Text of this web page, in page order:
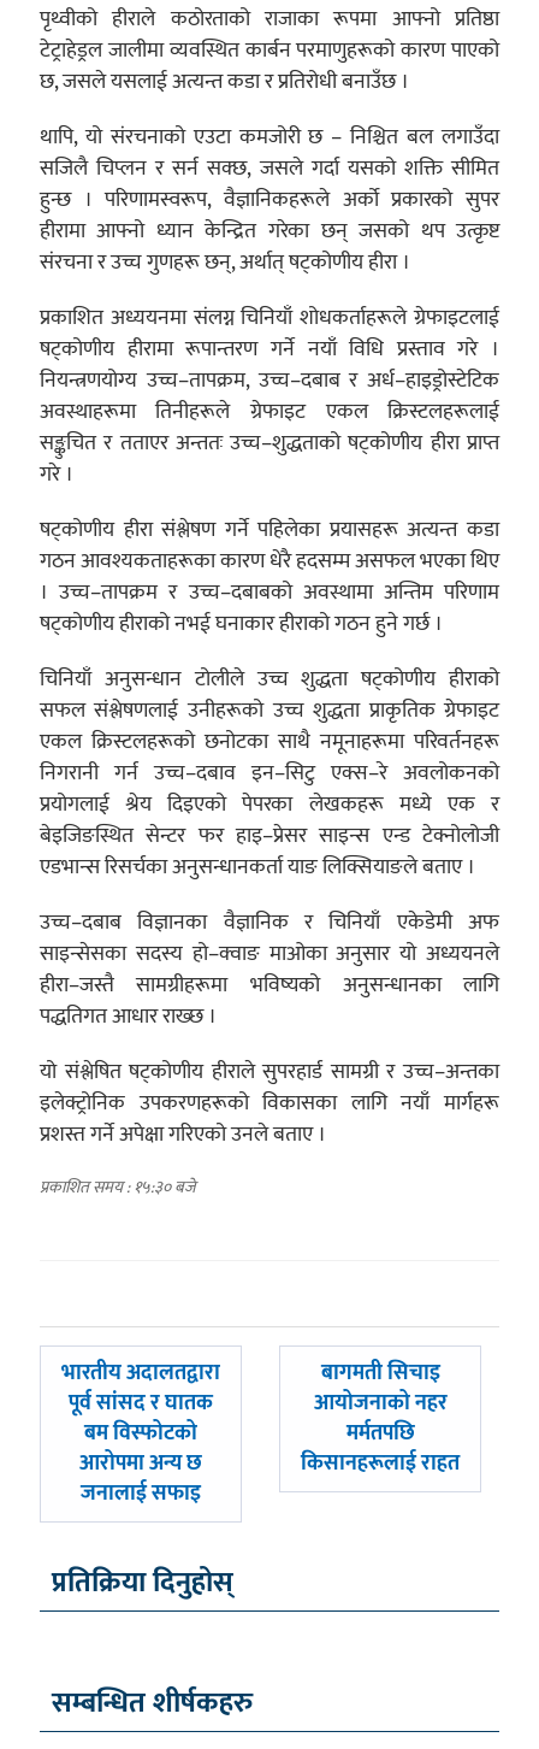
पृथ्वीको हीराले कठोरताको राजाका रूपमा आफ्नो प्रतिष्ठा
टेट्राहेड्रल जालीमा व्यवस्थित कार्बन परमाणुहरूको कारण पाएको
छ, जसले यसलाई अत्यन्त कडा र प्रतिरोधी बनाउँछ ।
थापि, यो संरचनाको एउटा कमजोरी छ – निश्चित बल लगाउँदा
सजिलै चिप्लन र सर्न सक्छ, जसले गर्दा यसको शक्ति सीमित
हुन्छ । परिणामस्वरूप, वैज्ञानिकहरूले अर्को प्रकारको सुपर
हीरामा आफ्नो ध्यान केन्द्रित गरेका छन् जसको थप उत्कृष्ट
संरचना र उच्च गुणहरू छन्, अर्थात् षट्कोणीय हीरा ।
प्रकाशित अध्ययनमा संलग्न चिनियाँ शोधकर्ताहरूले ग्रेफाइटलाई
षट्कोणीय हीरामा रूपान्तरण गर्ने नयाँ विधि प्रस्ताव गरे ।
नियन्त्रणयोग्य उच्च–तापक्रम, उच्च–दबाब र अर्ध–हाइड्रोस्टेटिक
अवस्थाहरूमा तिनीहरूले ग्रेफाइट एकल क्रिस्टलहरूलाई
सङ्कुचित र तताएर अन्ततः उच्च–शुद्धताको षट्कोणीय हीरा प्राप्त
गरे ।
षट्कोणीय हीरा संश्लेषण गर्ने पहिलेका प्रयासहरू अत्यन्त कडा
गठन आवश्यकताहरूका कारण धेरै हदसम्म असफल भएका थिए
। उच्च–तापक्रम र उच्च–दबाबको अवस्थामा अन्तिम परिणाम
षट्कोणीय हीराको नभई घनाकार हीराको गठन हुने गर्छ ।
चिनियाँ अनुसन्धान टोलीले उच्च शुद्धता षट्कोणीय हीराको
सफल संश्लेषणलाई उनीहरूको उच्च शुद्धता प्राकृतिक ग्रेफाइट
एकल क्रिस्टलहरूको छनोटका साथै नमूनाहरूमा परिवर्तनहरू
निगरानी गर्न उच्च–दबाव इन–सिटु एक्स–रे अवलोकनको
प्रयोगलाई श्रेय दिइएको पेपरका लेखकहरू मध्ये एक र
बेइजिङस्थित सेन्टर फर हाइ–प्रेसर साइन्स एन्ड टेक्नोलोजी
एडभान्स रिसर्चका अनुसन्धानकर्ता याङ लिक्सियाङले बताए ।
उच्च–दबाब विज्ञानका वैज्ञानिक र चिनियाँ एकेडेमी अफ
साइन्सेसका सदस्य हो–क्वाङ माओका अनुसार यो अध्ययनले
हीरा–जस्तै सामग्रीहरूमा भविष्यको अनुसन्धानका लागि
पद्धतिगत आधार राख्छ ।
यो संश्लेषित षट्कोणीय हीराले सुपरहार्ड सामग्री र उच्च–अन्तका
इलेक्ट्रोनिक उपकरणहरूको विकासका लागि नयाँ मार्गहरू
प्रशस्त गर्ने अपेक्षा गरिएको उनले बताए ।
प्रकाशित समय : १५:३० बजे
पछिल्लाे
भारतीय अदालतद्वारा
पूर्व सांसद र घातक
बम विस्फोटको
आरोपमा अन्य छ
जनालाई सफाइ
अघिल्लाे
-
बागमती सिचाइ
आयोजनाको नहर
मर्मतपछि
किसानहरूलाई राहत
प्रतिक्रिया दिनुहोस्
सम्बन्धित शीर्षकहरु